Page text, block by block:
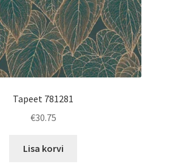
Tapeet 781281
€30.75
Lisa korvi